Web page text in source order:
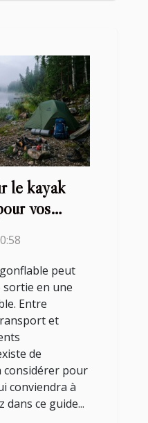
le kayak
vos
peut
en une
Entre
et
de
considérer pour
conviendra à
dans ce guide...